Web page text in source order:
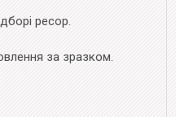
ресор.
за зразком.